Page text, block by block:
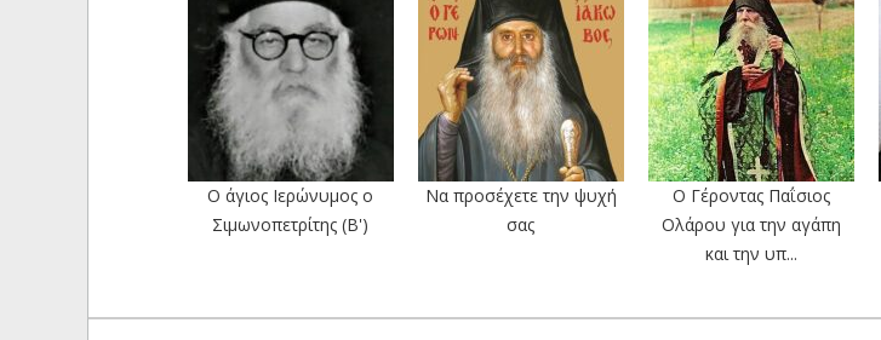
Ο άγιος Ιερώνυμος ο
Σιμωνοπετρίτης (Β')
Να προσέχετε την ψυχή
σας
Ο Γέροντας Παΐσιος
Ολάρου για την αγάπη
και την υπ...